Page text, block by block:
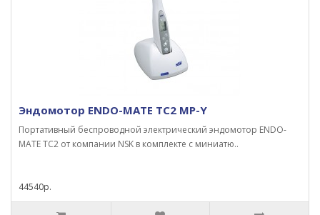
Эндомотор ENDO-MATE TC2 MP-Y
Портативный беспроводной электрический эндомотор ENDO-
MATE TC2 от компании NSK в комплекте с миниатю..
44540р.